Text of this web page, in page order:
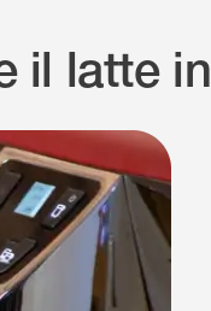
il latte in